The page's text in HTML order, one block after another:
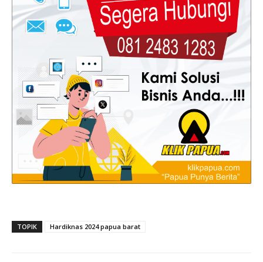
TOPIK Hardiknas 2024 papua barat